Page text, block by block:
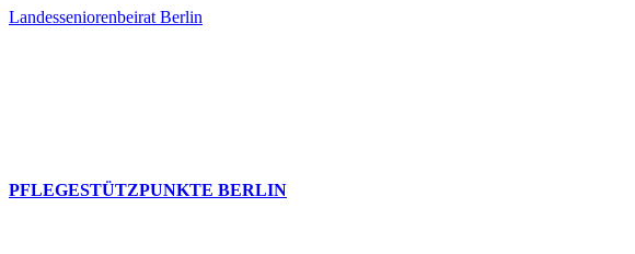
Landesseniorenbeirat Berlin
PFLEGESTÜTZPUNKTE BERLIN